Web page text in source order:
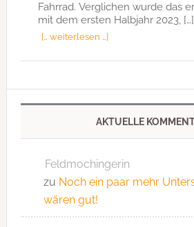
Fahrrad. Verglichen wurde das
mit dem ersten Halbjahr 2023, […]
[… weiterlesen …]
AKTUELLE
Feldmochingerin
zu Noch ein paar mehr
wären gut!